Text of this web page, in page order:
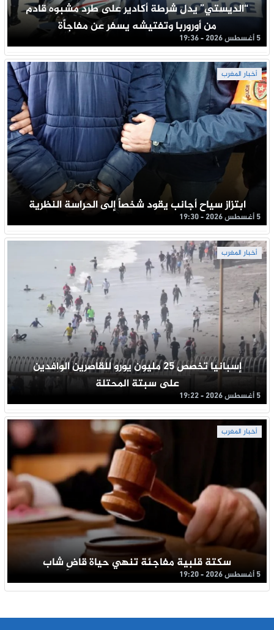
“الديستي” يدل شرطة أكادير على طرد مشبوه قادم
من أوروربا وتفتيشه يسفر عن مفاجأة
5 أغسطس 2026 - 19:36
أخبار المغرب
ابتزاز سياح أجانب يقود شخصاً إلى الحراسة النظرية
5 أغسطس 2026 - 19:30
أخبار المغرب
إسبانيا تخصص 25 مليون يورو للقاصرين الوافدين
على سبتة المحتلة
5 أغسطس 2026 - 19:22
أخبار المغرب
سكتة قلبية مفاجئة تنهي حياة قاضِ شاب
5 أغسطس 2026 - 19:20